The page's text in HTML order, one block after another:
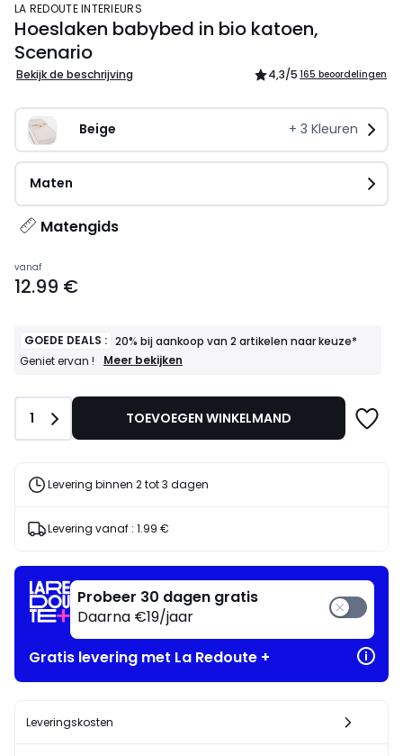
LA REDOUTE INTERIEURS
Hoeslaken babybed in bio katoen,
Scenario
Bekijk de beschrijving 4,3/5 165 beoordelingen
Beige + 3 Kleuren
Maten
Matengids
Prijs
vanaf
vanaf
12.99 €
GOEDE DEALS : 20% bij aankoop van 2 artikelen naar keuze*
Geniet ervan !
GOEDE
artikelen
Geniet
Meer bekijken
Aantal
1 TOEVOEGEN WINKELMAND
Levering binnen 2 tot 3 dagen
Levering vanaf : 1.99 €
Probeer 30 dagen gratis
Daarna €19/jaar
Gratis levering met La Redoute +
Leveringskosten